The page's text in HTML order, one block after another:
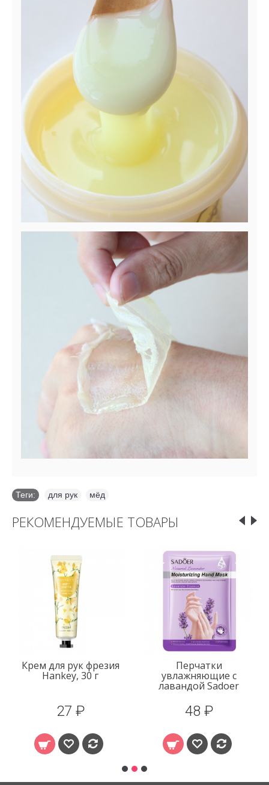
Теги: для рук мёд
РЕКОМЕНДУЕМЫЕ ТОВАРЫ
Крем для рук фрезия
Hankey, 30 г
27 ₽
Перчатки
увлажняющие с
лавандой Sadoer
48 ₽